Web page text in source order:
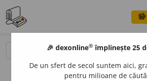
savings
🎉 dexonline® împlinește 25
De un sfert de secol suntem aici,
pentru milioane de